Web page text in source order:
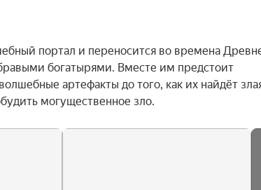
портал и переносится во времена
богатырями. Вместе им предстоит
артефакты до того, как их найдёт
могущественное зло.